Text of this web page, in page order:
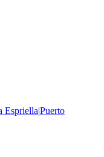
Espriella|Puerto